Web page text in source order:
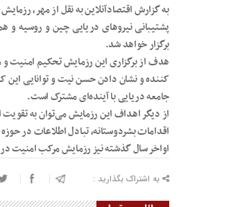
به گزارش اقتصادآنلاین به نقل از مهر،
پشتیبانی نیرو‌های دریایی چین و روسیه و
برگزار خواهد شد.
هدف از برگزاری این رزمایش تحکیم
کننده و نشان دادن حسن نیت و توانایی
جامعه دریایی با آینده‌ای مشترک است.
از دیگر اهداف این رزمایش می‌توان به تقویت
اقدامات بشردوستانه، تبادل اطلاعات در
اواخر سال گذشته نیز رزمایش مرکب امنیت دریایی ۲۰۲۴ ایران، چین و روسیه در این منطقه
به اشتراک بگذارید :